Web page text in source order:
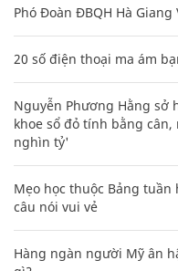
Phó Đoàn ĐBQH Hà
20 số điện thoại ma ám
Nguyễn Phương Hằng
khoe sổ đỏ tính bằng
nghìn tỷ'
Mẹo học thuộc Bảng
câu nói vui vẻ
Hàng ngàn người Mỹ ân